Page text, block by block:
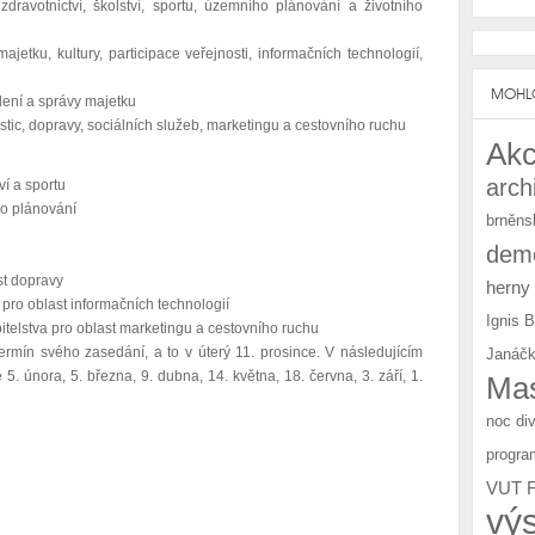
školství, sportu, územního plánování a životního
kultury, participace veřejnosti, informačních technologií,
a správy majetku
dopravy, sociálních služeb, marketingu a cestovního ruchu
a sportu
plánování
dopravy
oblast informačních technologií
pro oblast marketingu a cestovního ruchu
svého zasedání, a to v úterý 11. prosince. V následujícím
února, 5. března, 9. dubna, 14. května, 18. června, 3. září, 1.
herny
Ignis
noc
VUT